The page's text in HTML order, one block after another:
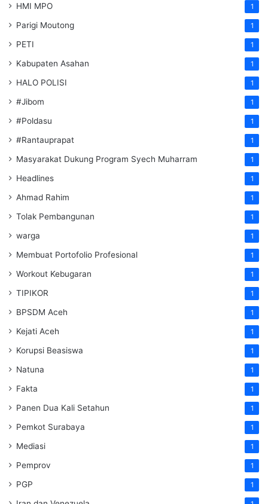
HMI MPO 1
Parigi Moutong 1
PETI 1
Kabupaten Asahan 1
HALO POLISI 1
#Jibom 1
#Poldasu 1
#Rantauprapat 1
Masyarakat Dukung Program Syech Muharram 1
Headlines 1
Ahmad Rahim 1
Tolak Pembangunan 1
warga 1
Membuat Portofolio Profesional 1
Workout Kebugaran 1
TIPIKOR 1
BPSDM Aceh 1
Kejati Aceh 1
Korupsi Beasiswa 1
Natuna 1
Fakta 1
Panen Dua Kali Setahun 1
Pemkot Surabaya 1
Mediasi 1
Pemprov 1
PGP 1